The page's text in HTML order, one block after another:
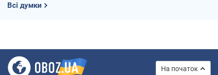
Всі думки
На початок